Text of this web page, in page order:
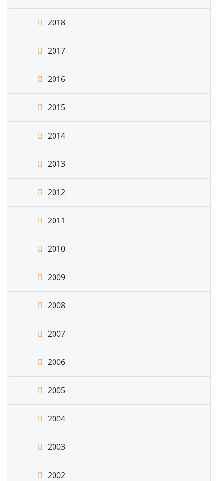
2018
2017
2016
2015
2014
2013
2012
2011
2010
2009
2008
2007
2006
2005
2004
2003
2002